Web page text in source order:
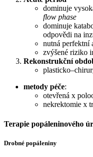
dominuje
flow phase
dominuje
odpovědi na
nutná perfektní
zvýšené riziko
Rekonstrukční
metody péče:
otevřená x
nekrektomie x
Terapie popáleninového
Drobné popáleniny